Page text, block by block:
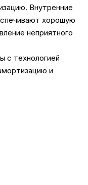
Внутренние
хорошую
неприятного
c технологией
и
в течении всего
при